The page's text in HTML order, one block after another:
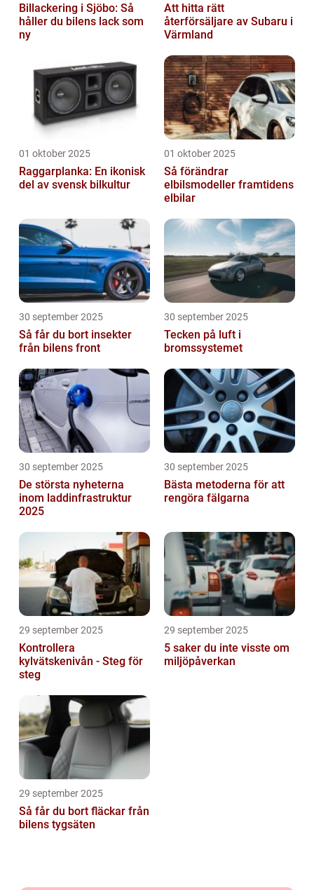
Billackering i Sjöbo: Så
håller du bilens lack som
ny
Att hitta rätt
återförsäljare av Subaru i
Värmland
01 oktober 2025
Raggarplanka: En ikonisk
del av svensk bilkultur
01 oktober 2025
Så förändrar
elbilsmodeller framtidens
elbilar
30 september 2025
Så får du bort insekter
från bilens front
30 september 2025
Tecken på luft i
bromssystemet
30 september 2025
De största nyheterna
inom laddinfrastruktur
2025
30 september 2025
Bästa metoderna för att
rengöra fälgarna
29 september 2025
Kontrollera
kylvätskenivån - Steg för
steg
29 september 2025
5 saker du inte visste om
miljöpåverkan
29 september 2025
Så får du bort fläckar från
bilens tygsäten